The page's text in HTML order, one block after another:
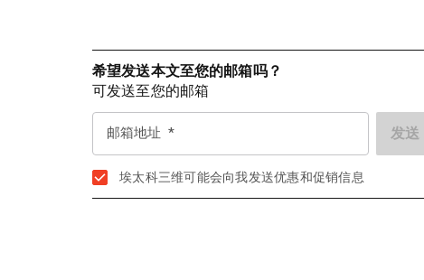
希望发送本文至您的邮箱吗？
可发送至您的邮箱
邮箱地址
埃太科三维可能会向我发送优惠和促销信息